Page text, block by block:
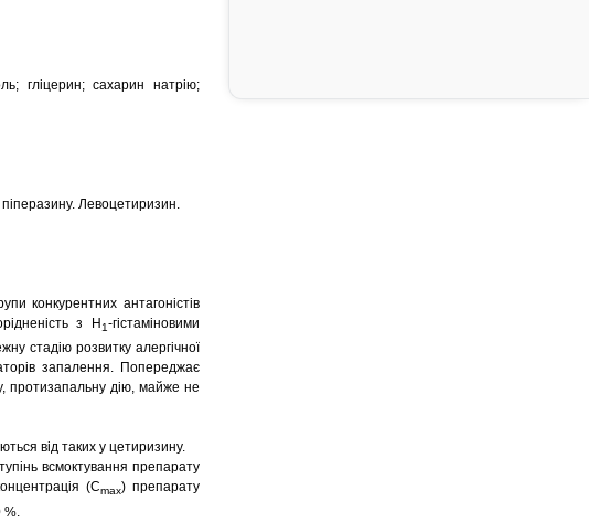
гліцерин; сахарин натрію;
піперазину. Левоцетиризин.
конкурентних антагоністів
з Н1-гістаміновими
стадію розвитку алергічної
запалення. Попереджає
протизапальну дію, майже не
від таких у цетиризину.
всмоктування препарату
(Сmах) препарату